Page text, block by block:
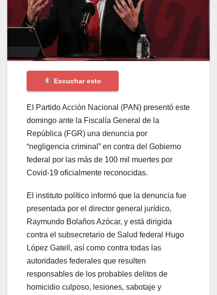
Escuchar esto
El Partido Acción Nacional (PAN) presentó este
domingo ante la Fiscalía General de la
República (FGR) una denuncia por
“negligencia criminal” en contra del Gobierno
federal por las más de 100 mil muertes por
Covid-19 oficialmente reconocidas.
El instituto político informó que la denuncia fue
presentada por el director general jurídico,
Raymundo Bolaños Azócar, y está dirigida
contra el subsecretario de Salud federal Hugo
López Gatell, así como contra todas las
autoridades federales que resulten
responsables de los probables delitos de
homicidio culposo, lesiones, sabotaje y